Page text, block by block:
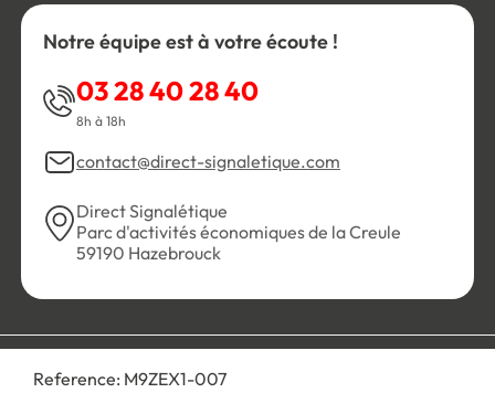
Reference: M9ZEX1-007
Notre équipe est à votre écoute !
03 28 40 28 40
8h à 18h
contact@direct-signaletique.com
Direct Signalétique
Parc d'activités économiques de la Creule
59190 Hazebrouck
Personnaliser les cookies